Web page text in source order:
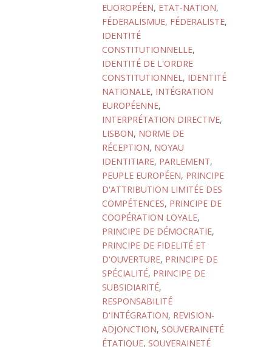
EUOROPÉEN, ETAT-NATION,
FÉDERALISMUE, FÉDERALISTE,
IDENTITÉ
CONSTITUTIONNELLE,
IDENTITÉ DE L'ORDRE
CONSTITUTIONNEL, IDENTITÉ
NATIONALE, INTÉGRATION
EUROPÉENNE,
INTERPRÉTATION DIRECTIVE,
LISBON, NORME DE
RÉCEPTION, NOYAU
IDENTITIARE, PARLEMENT,
PEUPLE EUROPÉEN, PRINCIPE
D'ATTRIBUTION LIMITÉE DES
COMPÉTENCES, PRINCIPE DE
COOPÉRATION LOYALE,
PRINCIPE DE DÉMOCRATIE,
PRINCIPE DE FIDELITÉ ET
D'OUVERTURE, PRINCIPE DE
SPÉCIALITÉ, PRINCIPE DE
SUBSIDIARITÉ,
RESPONSABILITÉ
D'INTÉGRATION, REVISION-
ADJONCTION, SOUVERAINETÉ
ÉTATIQUE, SOUVERAINETÉ